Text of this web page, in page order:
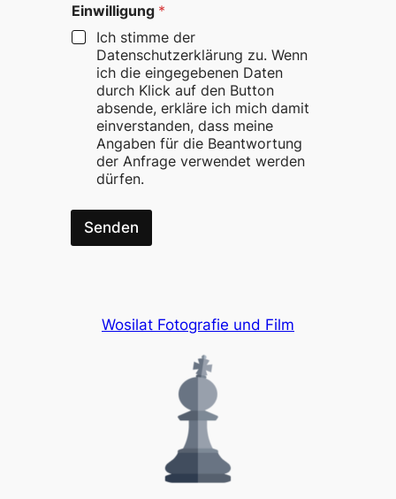
i
n
e
Einwilligung *
Ich stimme der
Datenschutzerklärung zu. Wenn
ich die eingegebenen Daten
durch Klick auf den Button
absende, erkläre ich mich damit
einverstanden, dass meine
Angaben für die Beantwortung
der Anfrage verwendet werden
dürfen.
Senden
Wosilat Fotografie und Film